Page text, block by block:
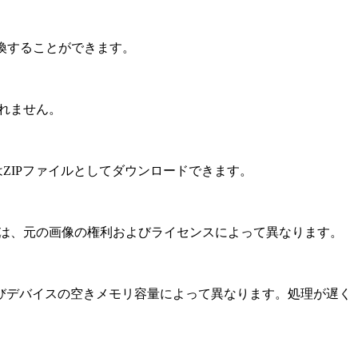
ることができます。
ません。
ファイルとしてダウンロードできます。
元の画像の権利およびライセンスによって異なります。
バイスの空きメモリ容量によって異なります。処理が遅く